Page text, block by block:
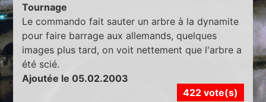
Tournage
Le commando fait sauter un arbre à la dynamite
pour faire barrage aux allemands, quelques
images plus tard, on voit nettement que l'arbre a
été scié.
Ajoutée le 05.02.2003
422 vote(s)